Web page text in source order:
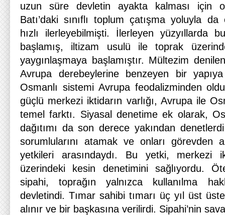
uzun süre devletin ayakta kalması için
Batı’daki sınıflı toplum çatışma yoluyla
hızlı ilerleyebilmişti. İlerleyen yüzyıllarda
başlamış, iltizam usulü ile toprak
yaygınlaşmaya başlamıştır. Mültezim
Avrupa derebeylerine benzeyen bir
Osmanlı sistemi Avrupa feodalizminden
güçlü merkezi iktidarın varlığı, Avrupa ile
temel farktı. Siyasal denetime ek olarak,
dağıtımı da son derece yakından
sorumlularını atamak ve onları görevden
yetkileri arasındaydı. Bu yetki, merkezi
üzerindeki kesin denetimini sağlıyordu.
sipahi, toprağın yalnızca kullanılma
devletindi. Tımar sahibi tımarı üç yıl üst
alınır ve bir başkasına verilirdi. Sipahi’nin